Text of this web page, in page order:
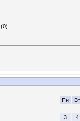
(0)
Пн Вт
3
4